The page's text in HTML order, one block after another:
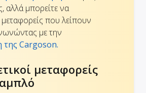
αλλά μπορείτε να
που λείπουν
με την
της Cargoson.
μεταφορείς